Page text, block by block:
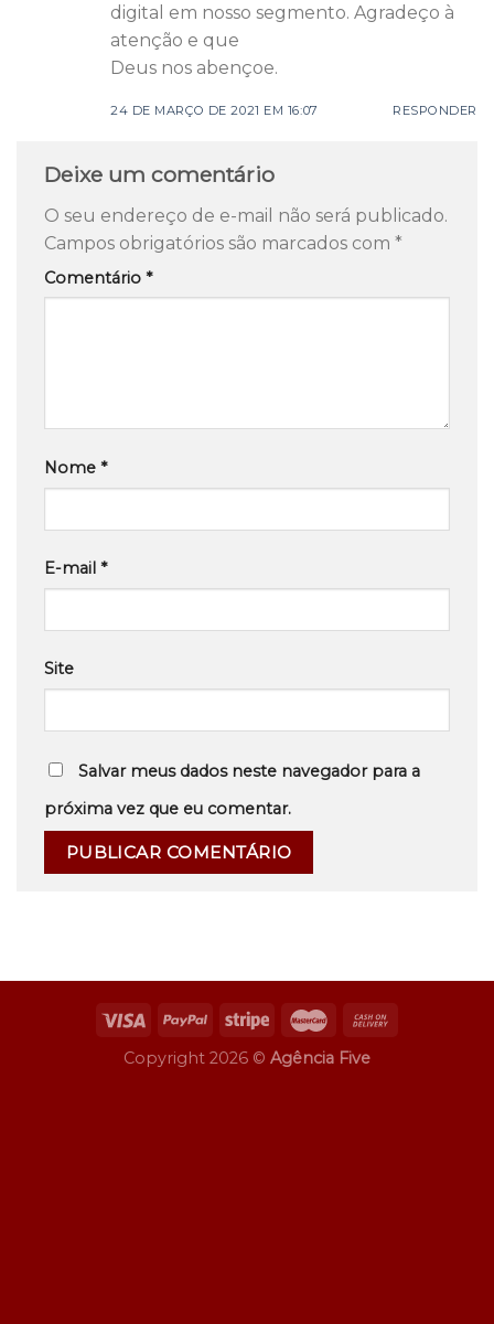
digital em nosso segmento. Agradeço à
atenção e que
Deus nos abençoe.
24 DE MARÇO DE 2021 EM 16:07 RESPONDER
Deixe um comentário
O seu endereço de e-mail não será publicado.
Campos obrigatórios são marcados com *
Comentário *
Nome *
E-mail *
Site
Salvar meus dados neste navegador para a
próxima vez que eu comentar.
Copyright 2026 © Agência Five